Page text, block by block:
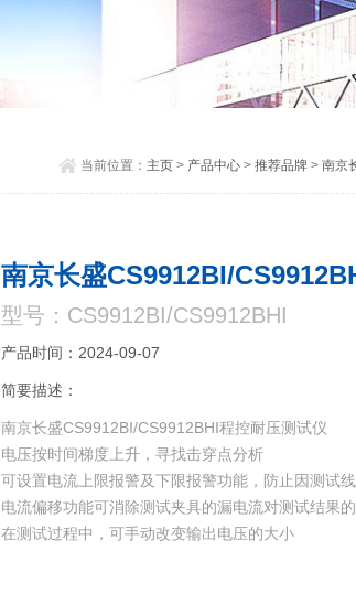
当前位置： 主页> 产品中心> 推荐品牌> 南京
南京长盛CS9912BI/
型号：CS9912BI/CS9912BHI
产品时间：2024-09-07
简要描述：
南京长盛CS9912BI/CS9912BHI程控耐压测试仪
电压按时间梯度上升，寻找击穿点分析
可设置电流上限报警及下限报警功能，防止因测试
电流偏移功能可消除测试夹具的漏电流对测试结果
在测试过程中，可手动改变输出电压的大小